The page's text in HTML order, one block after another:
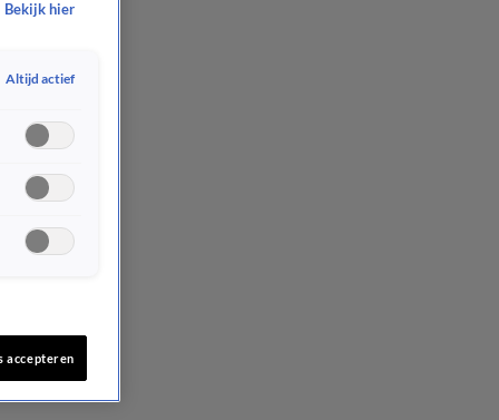
Bekijk hier
Altijd actief
accepteren